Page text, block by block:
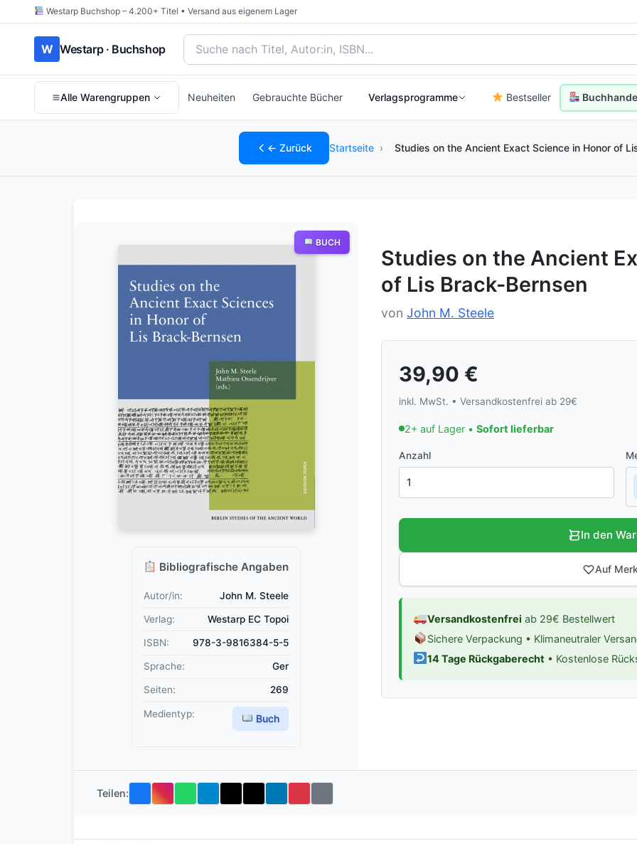
Westarp Buchshop – 4.200+ Titel • Versand aus eigenem Lager
W Westarp · Buchshop Bücher suchen nach Titel, Autor:in oder ISBN
Alle Warengruppen Neuheiten Gebrauchte Bücher Verlagsprogramme Bestseller
← Zurück Startseite › Studies on the Ancient Exact Science in Honor of
Bibliografische Angaben
Autor/in: John M. Steele
Verlag: Westarp EC Topoi
ISBN: 978-3-9816384-5-5
Sprache: Ger
Seiten: 269
Medientyp: Buch
BUCH
Studies on the Ancient
of Lis Brack-Bernsen
von John M. Steele
39,90 €
inkl. MwSt. • Versandkostenfrei ab 29€
2+ auf Lager • Sofort lieferbar
Anzahl
In den
Auf
Versandkostenfrei ab 29€ Bestellwert
Sichere Verpackung • Klimaneutraler
14 Tage Rückgaberecht • Kostenlose
Teilen: